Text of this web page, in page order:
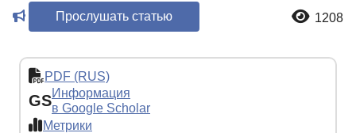
Прослушать статью 1208
PDF (RUS)
GSИнформация
в Google Scholar
Метрики